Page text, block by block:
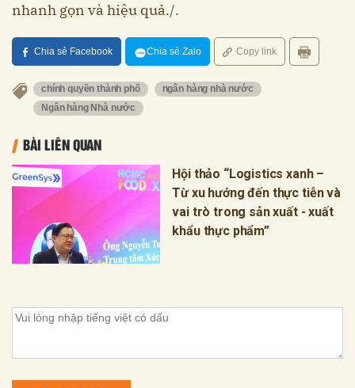
nhanh gọn và hiệu quả./.
Chia sẻ Facebook Chia sẻ Zalo Copy link
chính quyền thành phố
ngân hàng nhà nước
Ngân hàng Nhà nước
BÀI LIÊN QUAN
Hội thảo “Logistics xanh –
Từ xu hướng đến thực tiễn và
vai trò trong sản xuất - xuất
khẩu thực phẩm”